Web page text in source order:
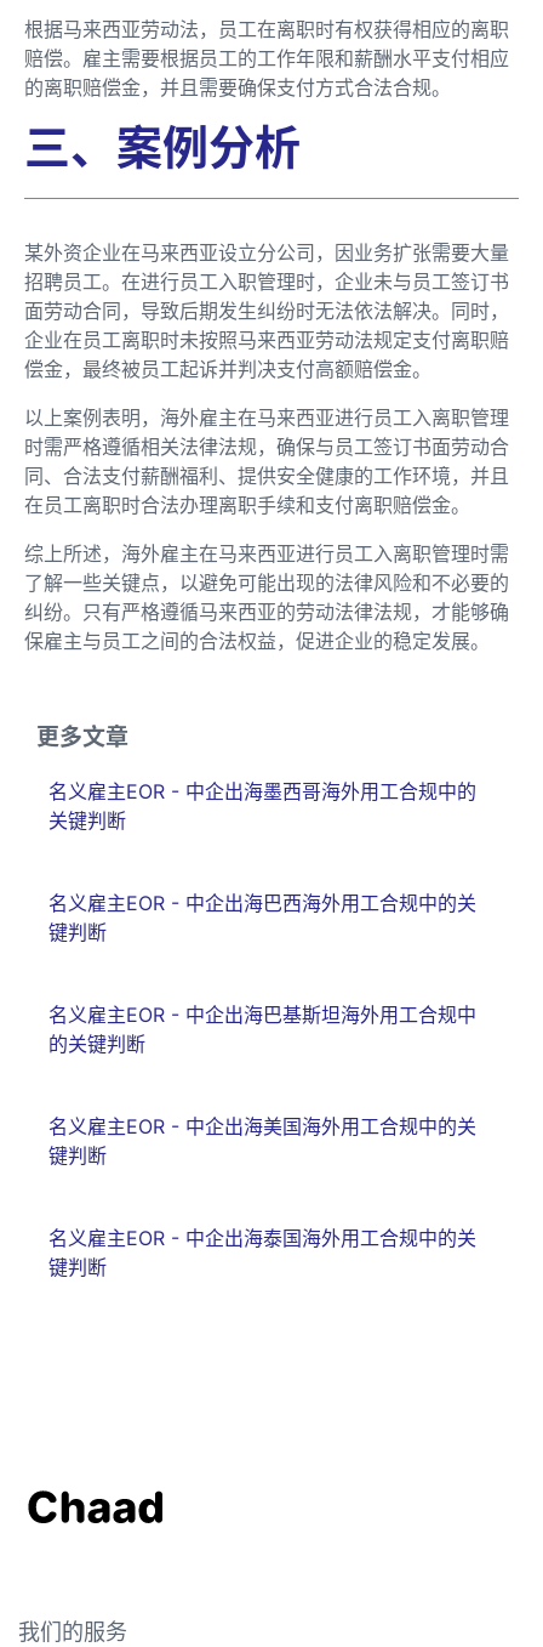
根据马来西亚劳动法，员工在离职时有权获得相应的离职
赔偿。雇主需要根据员工的工作年限和薪酬水平支付相应
的离职赔偿金，并且需要确保支付方式合法合规。
三、案例分析
某外资企业在马来西亚设立分公司，因业务扩张需要大量
招聘员工。在进行员工入职管理时，企业未与员工签订书
面劳动合同，导致后期发生纠纷时无法依法解决。同时，
企业在员工离职时未按照马来西亚劳动法规定支付离职赔
偿金，最终被员工起诉并判决支付高额赔偿金。
以上案例表明，海外雇主在马来西亚进行员工入离职管理
时需严格遵循相关法律法规，确保与员工签订书面劳动合
同、合法支付薪酬福利、提供安全健康的工作环境，并且
在员工离职时合法办理离职手续和支付离职赔偿金。
综上所述，海外雇主在马来西亚进行员工入离职管理时需
了解一些关键点，以避免可能出现的法律风险和不必要的
纠纷。只有严格遵循马来西亚的劳动法律法规，才能够确
保雇主与员工之间的合法权益，促进企业的稳定发展。
更多文章
名义雇主EOR - 中企出海墨西哥海外用工合规中的
关键判断
名义雇主EOR - 中企出海巴西海外用工合规中的关
键判断
名义雇主EOR - 中企出海巴基斯坦海外用工合规中
的关键判断
名义雇主EOR - 中企出海美国海外用工合规中的关
键判断
名义雇主EOR - 中企出海泰国海外用工合规中的关
键判断
我们的服务